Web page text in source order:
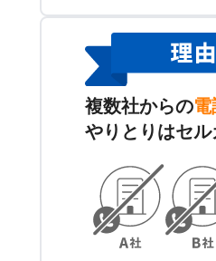
複数社からの
やりとりはセ